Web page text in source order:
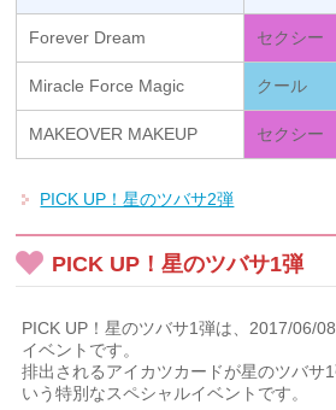
Forever Dream セクシー
Miracle Force Magic クール
MAKEOVER MAKEUP セクシー
PICK UP！星のツバサ2弾
PICK UP！星のツバサ1弾
PICK UP！星のツバサ1弾は、2017/06/
イベントです。
排出されるアイカツカードが星のツバサ
いう特別なスペシャルイベントです。